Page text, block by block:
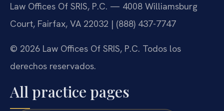
Law Offices Of SRIS, P.C. — 4008 Williamsburg
Court, Fairfax, VA 22032 | (888) 437-7747
© 2026 Law Offices Of SRIS, P.C. Todos los
derechos reservados.
All practice pages